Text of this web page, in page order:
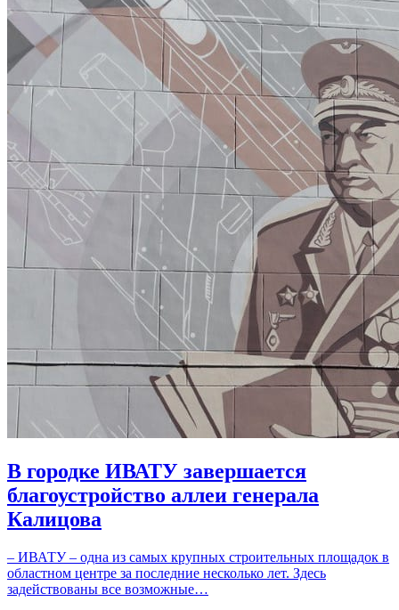
В городке ИВАТУ завершается
благоустройство аллеи генерала
Калицова
– ИВАТУ – одна из самых крупных строительных площадок в
областном центре за последние несколько лет. Здесь
задействованы все возможные…